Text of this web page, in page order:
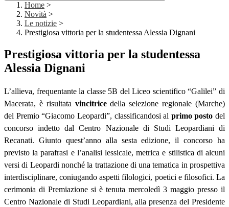
Home >
Novità >
Le notizie >
Prestigiosa vittoria per la studentessa Alessia Dignani
Prestigiosa vittoria per la studentessa
Alessia Dignani
L’allieva, frequentante la classe 5B del Liceo scientifico “Galilei” di
Macerata, è risultata vincitricedella selezione regionale (Marche)
del Premio “Giacomo Leopardi”, classificandosi al primo posto del
concorso indetto dal Centro Nazionale di Studi Leopardiani di
Recanati. Giunto quest’anno alla sesta edizione, il concorso ha
previsto la parafrasi e l’analisi lessicale, metrica e stilistica di alcuni
versi di Leopardi nonché la trattazione di una tematica in prospettiva
interdisciplinare, coniugando aspetti filologici, poetici e filosofici. La
cerimonia di Premiazione si è tenuta mercoledì 3 maggio presso il
Centro Nazionale di Studi Leopardiani, alla presenza del Presidente